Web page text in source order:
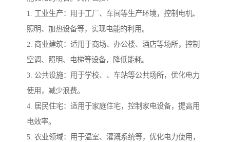
1. 工业生产：用于工厂、车间等生产环境，控制电机、
照明、加热设备等，实现电能的利用。
2. 商业建筑：适用于商场、办公楼、酒店等场所，控制
空调、照明、电梯等设备，降低能耗。
3. 公共设施：用于学校、、车站等公共场所，优化电力
使用，减少浪费。
4. 居民住宅：适用于家庭住宅，控制家电设备，提高用
电效率。
5. 农业领域：用于温室、灌溉系统等，优化电力使用，